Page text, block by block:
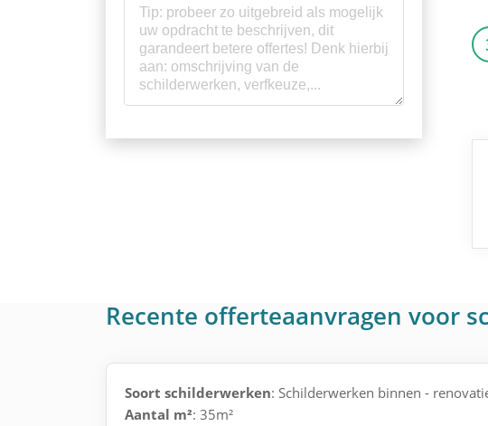
Recente offerteaanvragen voor
Soort schilderwerken: Schilderwerken binnen -
Aantal m²: 35m²